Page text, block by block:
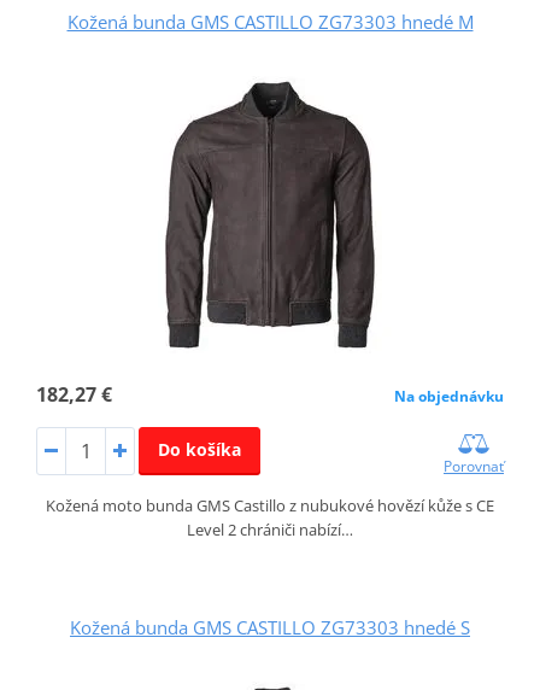
Kožená bunda GMS CASTILLO ZG73303 hnedé M
182,27 € Na objednávku
Do košíka
Porovnať
Kožená moto bunda GMS Castillo z nubukové hovězí kůže s CE
Level 2 chrániči nabízí…
Kožená bunda GMS CASTILLO ZG73303 hnedé S